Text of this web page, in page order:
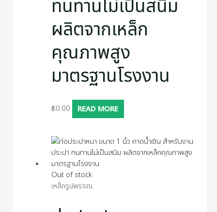
ทนทานไม่เป็นสนิม
ผลิตจากเหล็ก
คุณภาพสูง
มาตรฐานโรงงาน
฿0.00 READ MORE
Out of stock
เหล็กรูปพรรณ